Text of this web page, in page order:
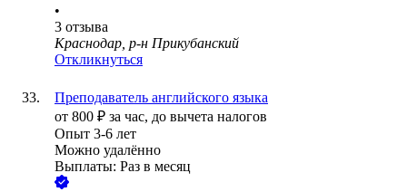
•
3 отзыва
Краснодар, р-н Прикубанский
Откликнуться
Преподаватель английского языка
от 800 ₽ за час, до вычета налогов
Опыт 3-6 лет
Можно удалённо
Выплаты: Раз в месяц